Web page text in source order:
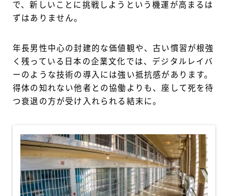
で、新しいことに挑戦しようという機運が高まるは
ずはありません。
年長男性中心の封建的な価値観や、古い慣習が根強
く残っている日本の企業文化では、デジタルレイバ
ーのような技術の導入には強い抵抗感があります。
得体の知れない他者との協働よりも、座して死を待
つ衰退の方が受け入れられる結末に。